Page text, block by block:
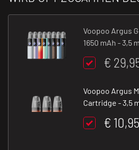
Voopoo Argus
1650 mAh - 3,5
€
Voopoo Argus
Cartridge - 3,5
€ 10,95